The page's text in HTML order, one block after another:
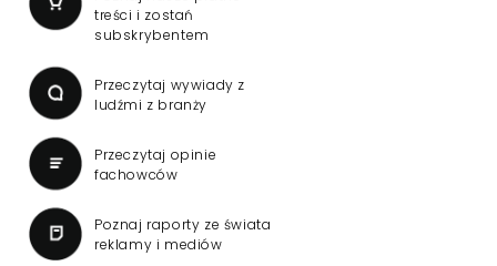
treści i zostań
subskrybentem
Przeczytaj wywiady z
ludźmi z branży
Przeczytaj opinie
fachowców
Poznaj raporty ze świata
reklamy i mediów